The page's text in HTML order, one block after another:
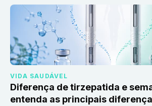
VIDA SAUDÁVEL
Diferença de tirzepatida e
entenda as principais